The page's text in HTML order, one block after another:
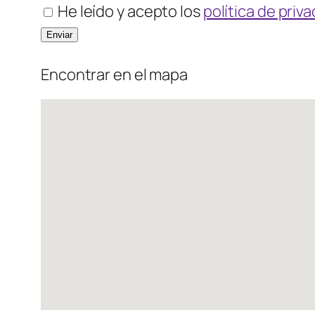
He leído y acepto lospolítica de
Encontrar en el mapa